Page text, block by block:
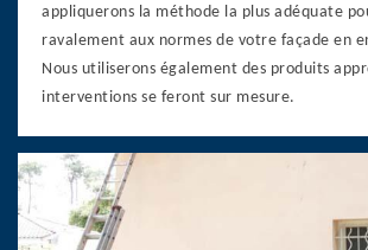
appliquerons la méthode la plus adéquate
ravalement aux normes de votre façade en
Nous utiliserons également des produits
interventions se feront sur mesure.